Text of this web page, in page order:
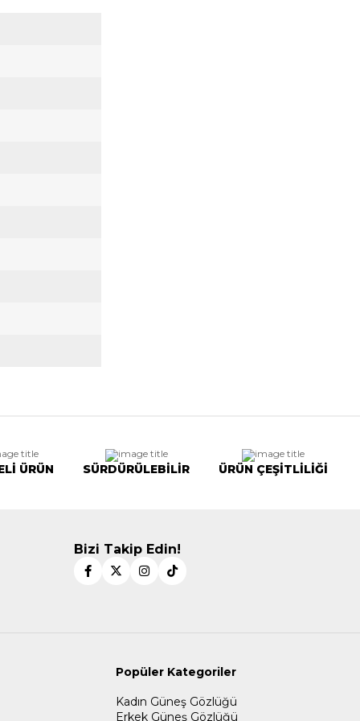
ÜRÜN SÜRDÜRÜLEBİLİR ÜRÜN ÇEŞİTLİLİĞİ
Bizi Takip Edin!
Popüler Kategoriler
Kadın Güneş Gözlüğü
Erkek Güneş Gözlüğü